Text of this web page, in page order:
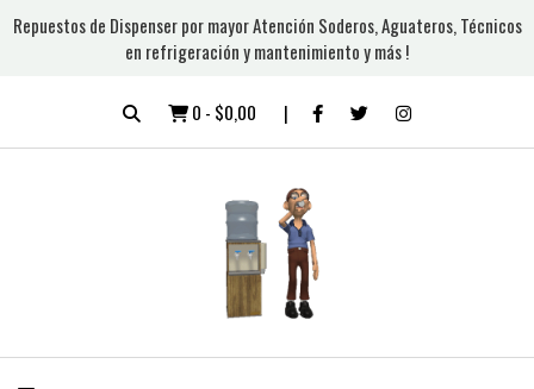
Repuestos de Dispenser por mayor Atención Soderos, Aguateros, Técnicos
en refrigeración y mantenimiento y más !
0 - $0,00